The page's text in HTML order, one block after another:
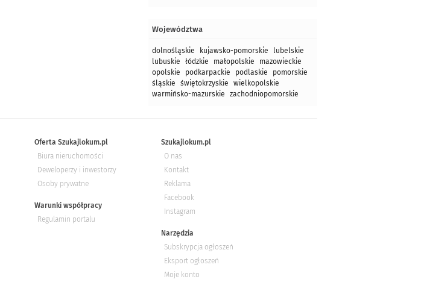
Województwa
dolnośląskie kujawsko-pomorskie
lubelskie
lubuskie
łódzkie małopolskie
mazowieckie
opolskie
podkarpackie podlaskie
pomorskie
śląskie
świętokrzyskie
wielkopolskie
warmińsko-mazurskie
zachodniopomorskie
Oferta Szukajlokum.pl
Biura nieruchomości
Deweloperzy i inwestorzy
Osoby prywatne
Warunki współpracy
Regulamin portalu
Szukajlokum.pl
O nas
Kontakt
Reklama
Facebook
Instagram
Narzędzia
Subskrypcja ogłoszeń
Eksport ogłoszeń
Moje konto